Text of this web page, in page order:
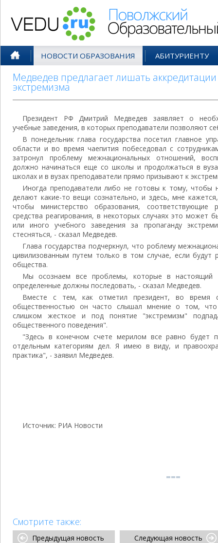
НОВОСТИ ОБРАЗОВАНИЯ АБИТУРИЕНТУ
Медведев предлагает лишать
экстремизма
Президент РФ Дмитрий Медведев заявляет о
учебные заведения, в которых преподаватели позволяют
В понедельник глава государства посетил главное
области и во время чаепития побеседовал с
затронул проблему межнациональных отношений,
должно начинаться еще со школы и продолжаться в
школах и в вузах преподаватели прямо призывают к
Иногда преподаватели либо не готовы к тому, чтобы
делают какие-то вещи сознательно, и здесь, мне
чтобы министерство образования, соответствующие
средства реагирования, в некоторых случаях это может
или иного учебного заведения за пропаганду
стесняться, - сказал Медведев.
Глава государства подчеркнул, что роблему
цивилизованным путем только в том случае, если будут
общества.
Мы осознаем все проблемы, которые в настоящий
определенные должны последовать, - сказал Медведев.
Вместе с тем, как отметил президент, во время
общественностью он часто слышал мнение о том, что
слишком жесткое и под понятие "экстремизм"
общественного поведения".
"Здесь в конечном счете мерилом все равно будет
отдельным категориям дел. Я имею в виду, и
практика", - заявил Медведев.
Источник: РИА Новости
Смотрите также:
Предыдущая новость Следующая новость